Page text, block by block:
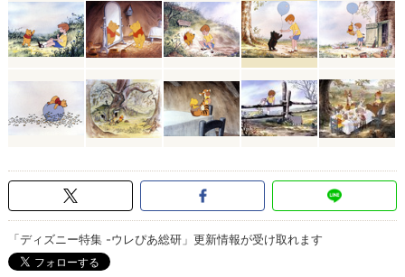
「ディズニー特集 -ウレぴあ総研」更新情報が受け取れます